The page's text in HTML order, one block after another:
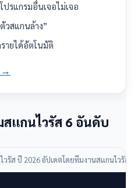
ปรแกรมอื่นเจอไม่เจอ
วสแกนล้าง”
ายได้อัตโนมัติ
→
สแกนไวรัส 6 อันดับ
วรัส ปี 2026 อัปเดตโดยทีมงานสแกนไวรัส